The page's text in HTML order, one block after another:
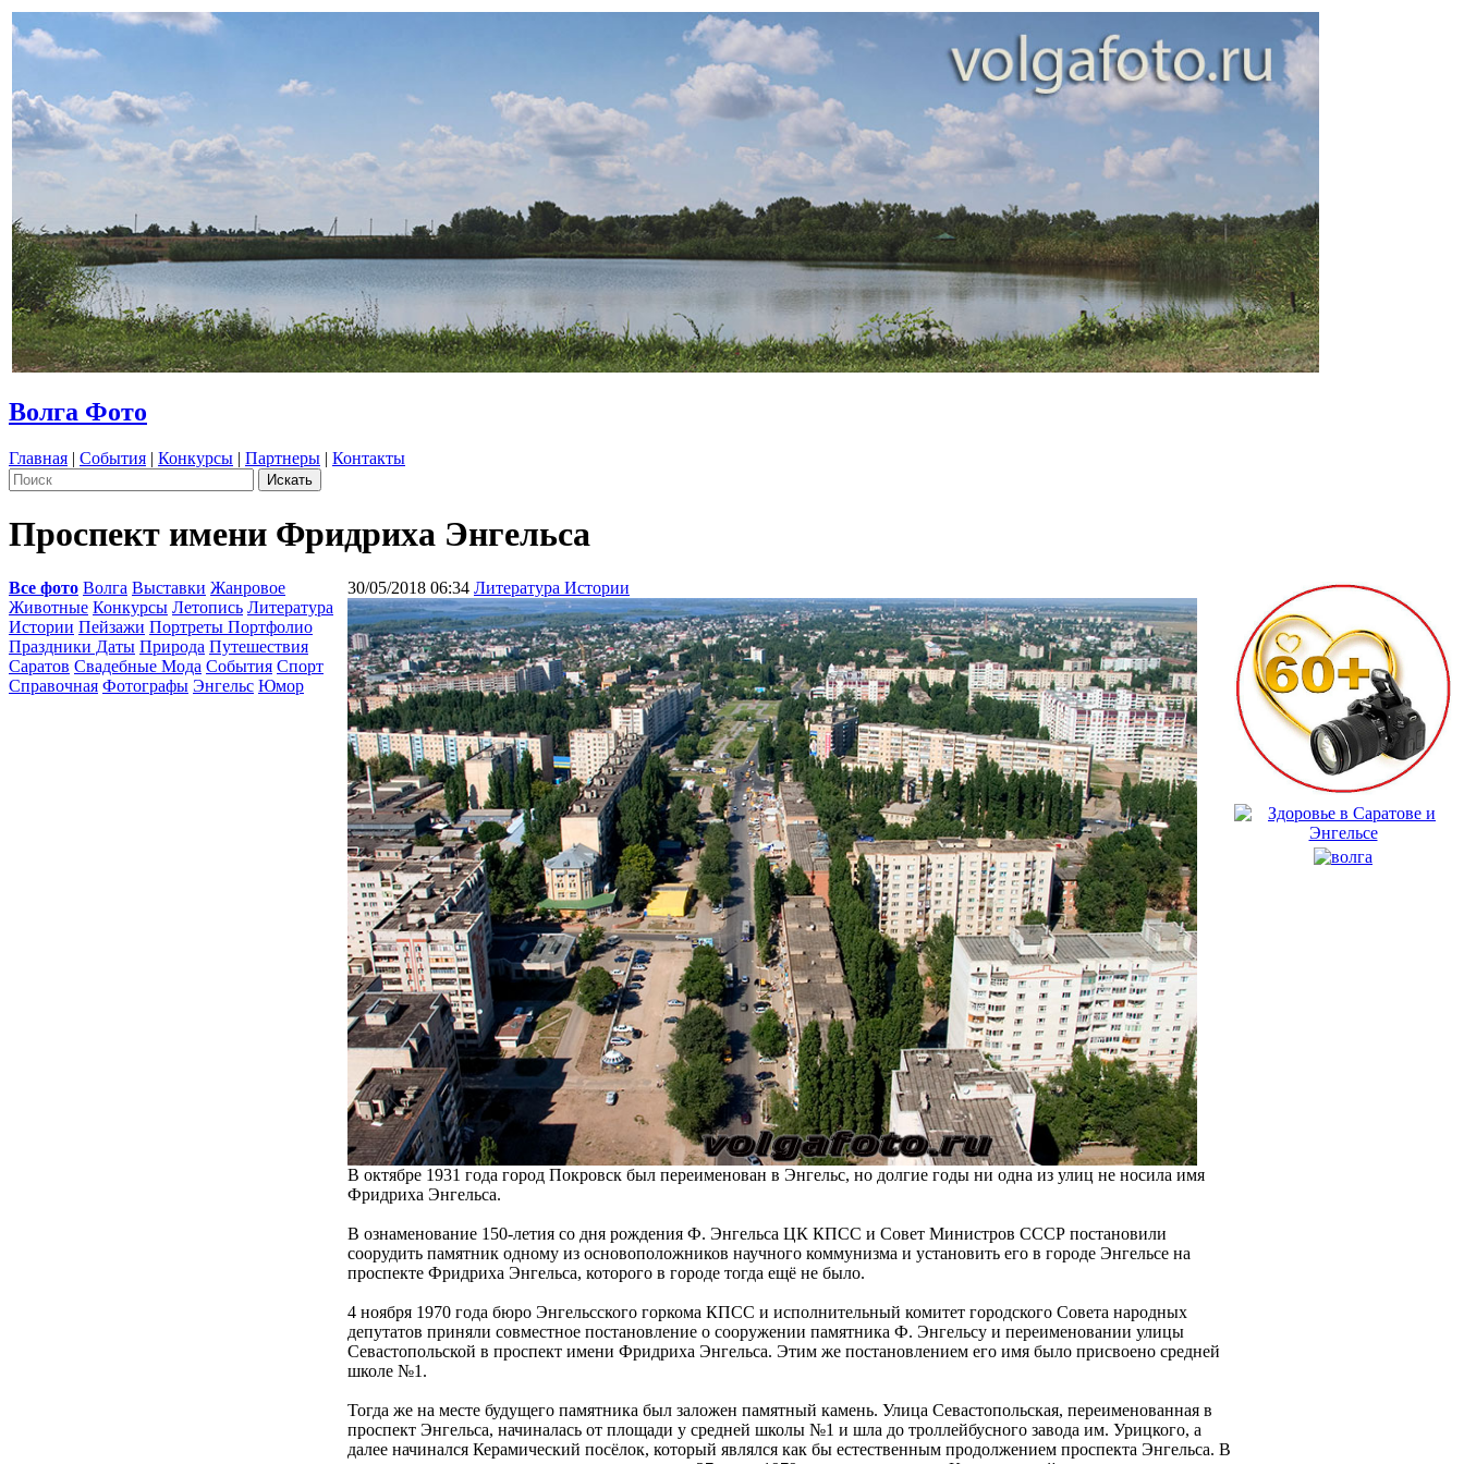
Волга Фото
Главная | События | Конкурсы | Партнеры | Контакты
Проспект имени Фридриха Энгельса
Все фото Волга Выставки Жанровое
Животные Конкурсы Летопись Литература
Истории Пейзажи Портреты Портфолио
Праздники Даты Природа Путешествия
Саратов Свадебные Мода События Спорт
Справочная Фотографы Энгельс Юмор
30/05/2018 06:34 Литература Истории
В октябре 1931 года город Покровск был переименован в Энгельс, но долгие годы ни одна из улиц не носила имя
Фридриха Энгельса.
В ознаменование 150-летия со дня рождения Ф. Энгельса ЦК КПСС и Совет Министров СССР постановили
соорудить памятник одному из основоположников научного коммунизма и установить его в городе Энгельсе на
проспекте Фридриха Энгельса, которого в городе тогда ещё не было.
4 ноября 1970 года бюро Энгельсского горкома КПСС и исполнительный комитет городского Совета народных
депутатов приняли совместное постановление о сооружении памятника Ф. Энгельсу и переименовании улицы
Севастопольской в проспект имени Фридриха Энгельса. Этим же постановлением его имя было присвоено средней
школе №1.
Тогда же на месте будущего памятника был заложен памятный камень. Улица Севастопольская, переименованная в
проспект Энгельса, начиналась от площади у средней школы №1 и шла до троллейбусного завода им. Урицкого, а
далее начинался Керамический посёлок, который являлся как бы естественным продолжением проспекта Энгельса. В